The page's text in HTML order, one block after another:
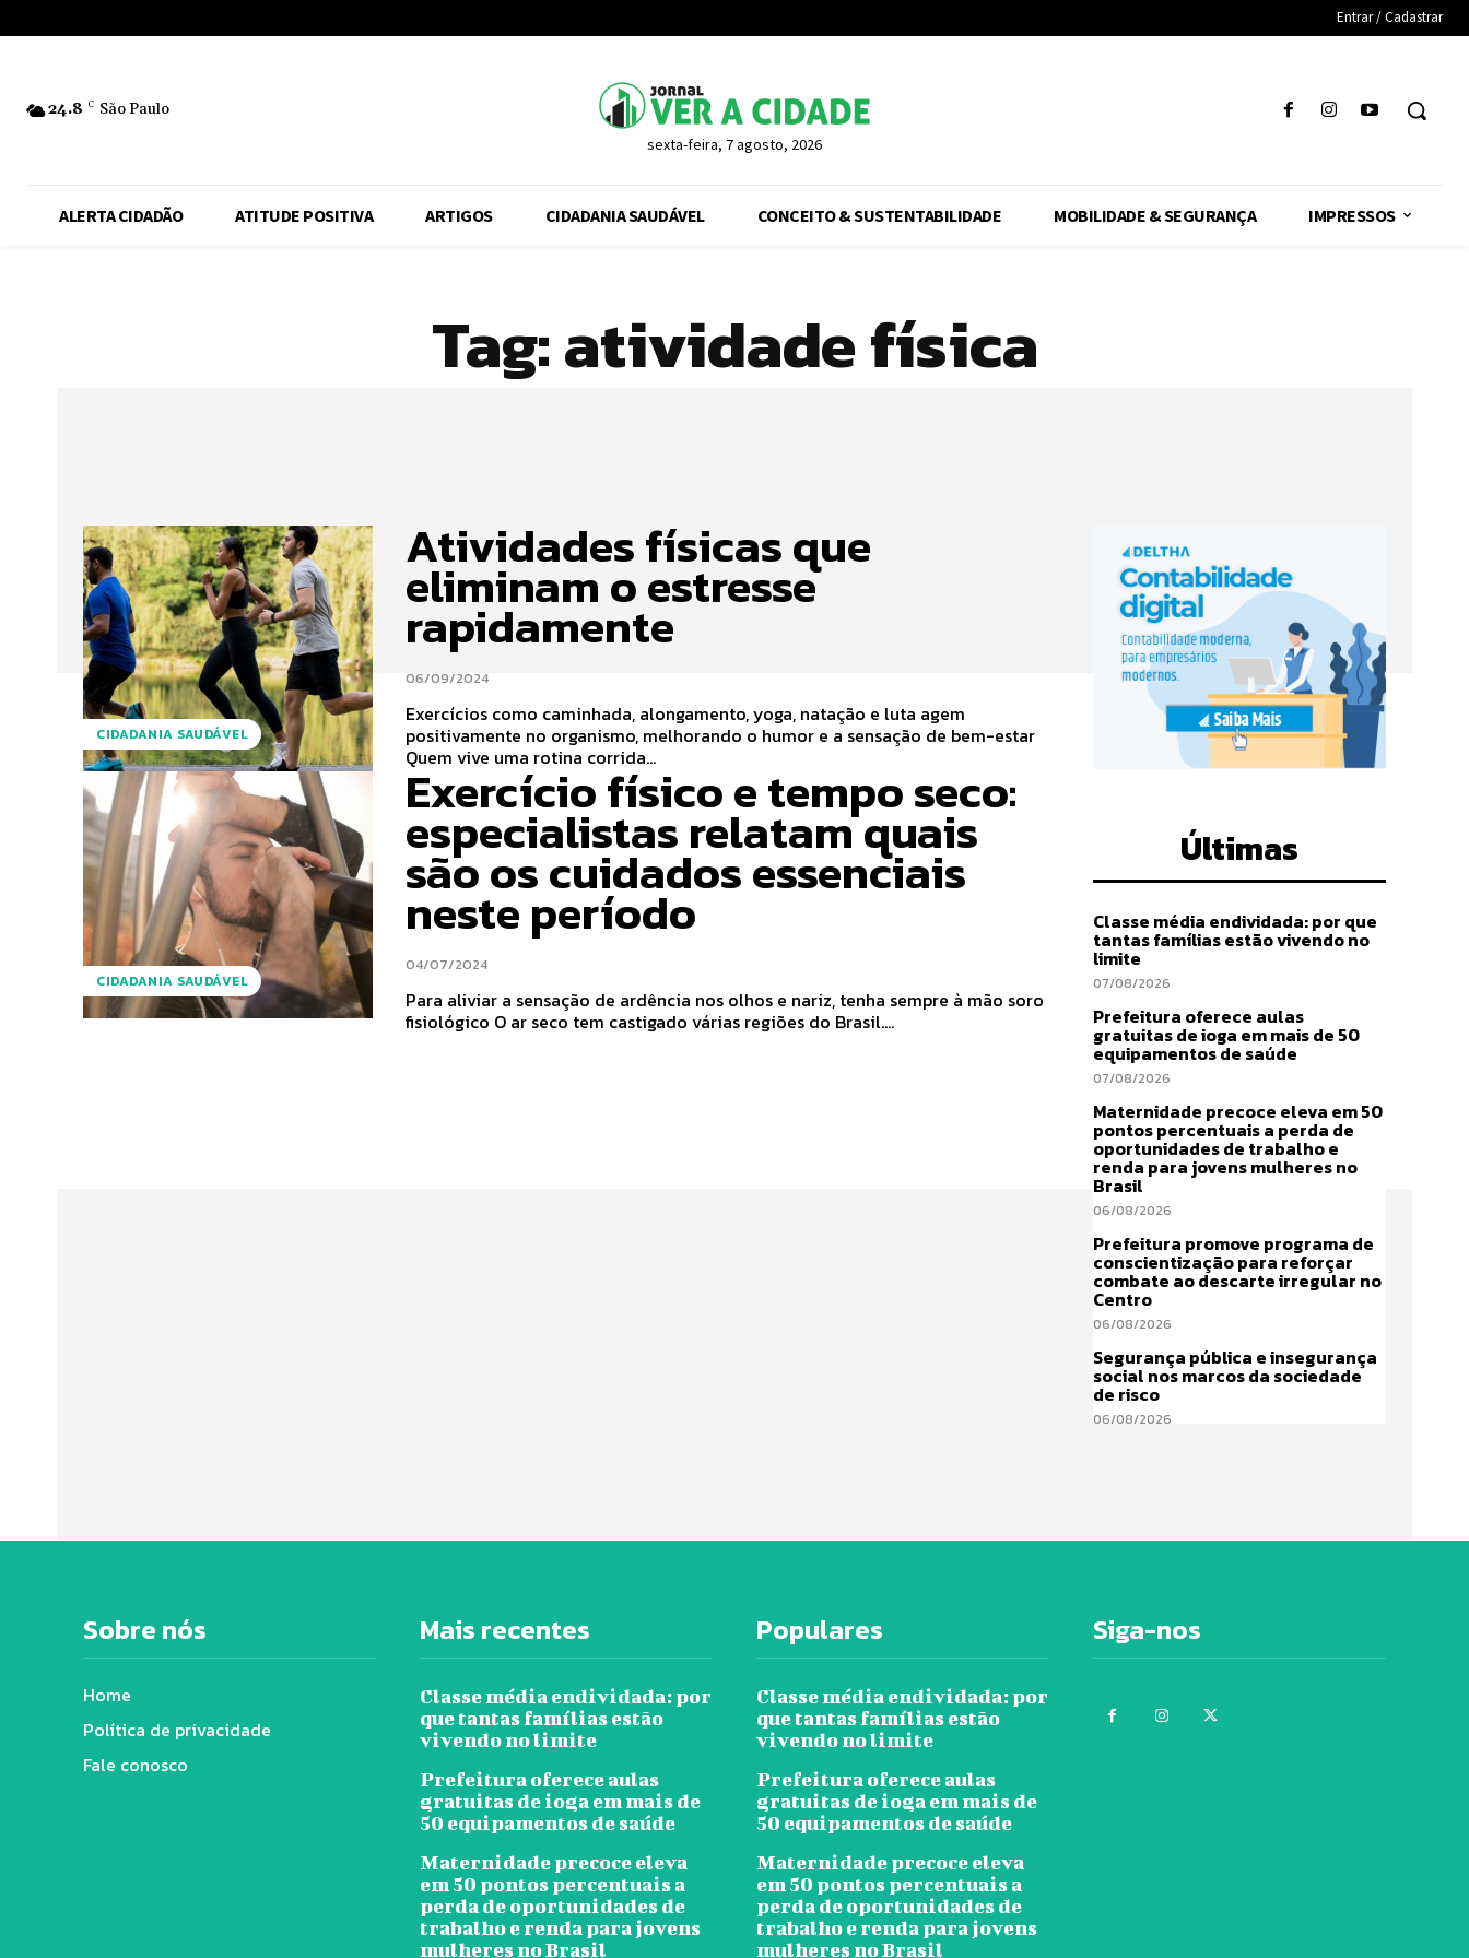
Entrar / Cadastrar
24.8 C São Paulo
sexta-feira, 7 agosto, 2026
ALERTA CIDADÃO ATITUDE POSITIVA ARTIGOS CIDADANIA SAUDÁVEL CONCEITO & SUSTENTABILIDADE MOBILIDADE & SEGURANÇA IMPRESSOS
Tag:atividade física
CIDADANIA SAUDÁVEL
Atividades físicas que
eliminam o estresse
rapidamente
06/09/2024
Exercícios como caminhada, alongamento, yoga, natação e luta agem
positivamente no organismo, melhorando o humor e a sensação de bem-estar
Quem vive uma rotina corrida...
CIDADANIA SAUDÁVEL
Exercício físico e tempo seco:
especialistas relatam quais
são os cuidados essenciais
neste período
04/07/2024
Para aliviar a sensação de ardência nos olhos e nariz, tenha sempre à mão soro
fisiológico O ar seco tem castigado várias regiões do Brasil....
Últimas
Classe média endividada: por que
tantas famílias estão vivendo no
limite
07/08/2026
Prefeitura oferece aulas
gratuitas de ioga em mais de 50
equipamentos de saúde
07/08/2026
Maternidade precoce eleva em 50
pontos percentuais a perda de
oportunidades de trabalho e
renda para jovens mulheres no
Brasil
06/08/2026
Prefeitura promove programa de
conscientização para reforçar
combate ao descarte irregular no
Centro
06/08/2026
Segurança pública e insegurança
social nos marcos da sociedade
de risco
06/08/2026
Sobre nós
Home
Política de privacidade
Fale conosco
Mais recentes
Classe média endividada: por
que tantas famílias estão
vivendo no limite
Prefeitura oferece aulas
gratuitas de ioga em mais de
50 equipamentos de saúde
Maternidade precoce eleva
em 50 pontos percentuais a
perda de oportunidades de
trabalho e renda para jovens
mulheres no Brasil
Populares
Classe média endividada: por
que tantas famílias estão
vivendo no limite
Prefeitura oferece aulas
gratuitas de ioga em mais de
50 equipamentos de saúde
Maternidade precoce eleva
em 50 pontos percentuais a
perda de oportunidades de
trabalho e renda para jovens
mulheres no Brasil
Siga-nos